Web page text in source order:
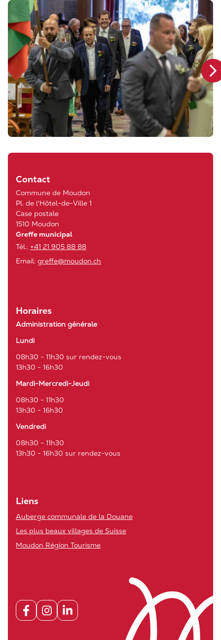
Contact
Commune de Moudon
Pl. de l'Hôtel-de-Ville 1
Case postale
1510 Moudon
Greffe municipal
Tél.: +41 21 905 88 88
Email: greffe@moudon.ch
Horaires
Administration générale
Lundi
08h30 - 11h30 sur rendez-vous
13h30 - 16h30
Mardi-Mercredi-Jeudi
08h30 - 11h30
13h30 - 16h30
Vendredi
08h30 - 11h30
13h30 - 16h30 sur rendez-vous
Liens
Auberge communale de la Douane
Les plus beaux villages de Suisse
Moudon Région Tourisme